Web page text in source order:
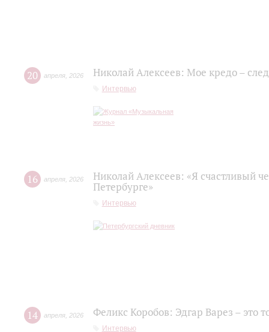
20 апреля 2026 Николай Алексеев: Мое кредо –
Интервью
16 апреля 2026
Николай Алексеев: «Я счастливый
Петербурге»
Интервью
14 апреля 2026 Феликс Коробов: Эдгар Варез – это
Интервью